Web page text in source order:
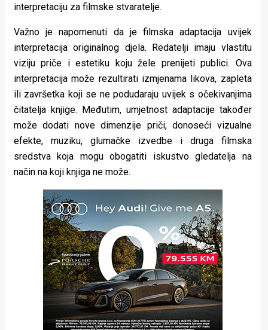
interpretaciju za filmske stvaratelje.
Važno je napomenuti da je filmska adaptacija uvijek
interpretacija originalnog djela. Redatelji imaju vlastitu
viziju priče i estetiku koju žele prenijeti publici. Ova
interpretacija može rezultirati izmjenama likova, zapleta
ili završetka koji se ne podudaraju uvijek s očekivanjima
čitatelja knjige. Međutim, umjetnost adaptacije također
može dodati nove dimenzije priči, donoseći vizualne
efekte, muziku, glumačke izvedbe i druga filmska
sredstva koja mogu obogatiti iskustvo gledatelja na
način na koji knjiga ne može.